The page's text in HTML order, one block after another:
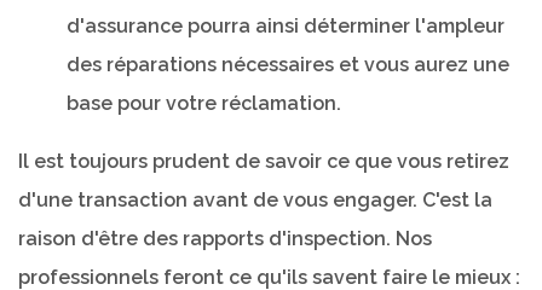
d'assurance pourra ainsi déterminer l'ampleur
des réparations nécessaires et vous aurez une
base pour votre réclamation.
Il est toujours prudent de savoir ce que vous retirez
d'une transaction avant de vous engager. C'est la
raison d'être des rapports d'inspection. Nos
professionnels feront ce qu'ils savent faire le mieux :